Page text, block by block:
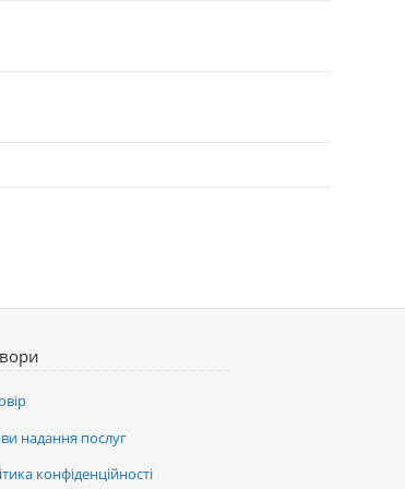
надання послуг
конфіденційності